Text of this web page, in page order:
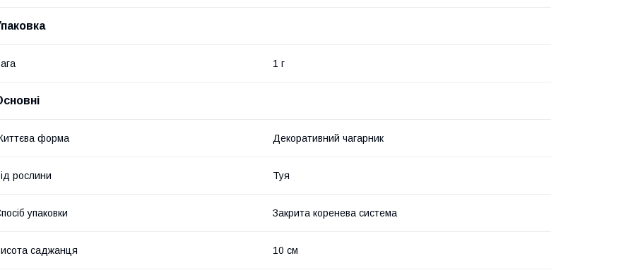
1 г
форма Декоративний чагарник
рослини Туя
упаковки Закрита коренева система
саджанця 10 см